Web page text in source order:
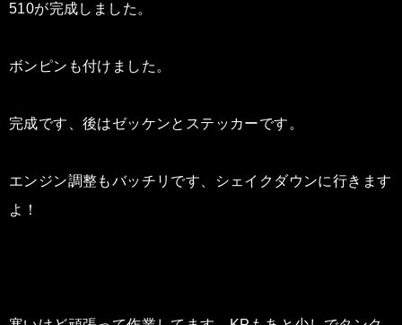
510が完成しました。
ボンピンも付けました。
完成です、後はゼッケンとステッカーです。
エンジン調整もバッチリです、シェイクダウンに行きます
よ！